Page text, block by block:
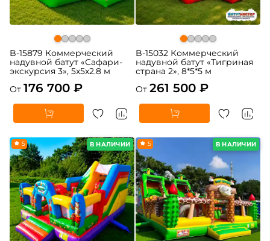
B-15879 Коммерческий
надувной батут «Сафари-
экскурсия 3», 5x5x2.8 м
От 176 700 ₽
B-15032 Коммерческий
надувной батут «Тигриная
страна 2», 8*5*5 м
От 261 500 ₽
В НАЛИЧИИ
5 В НАЛИЧИИ
5